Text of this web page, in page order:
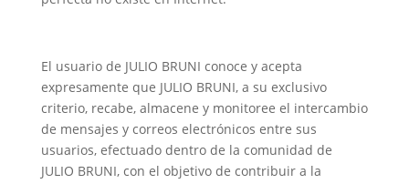
El usuario de JULIO BRUNI conoce y acepta
expresamente que JULIO BRUNI, a su exclusivo
criterio, recabe, almacene y monitoree el intercambio
de mensajes y correos electrónicos entre sus
usuarios, efectuado dentro de la comunidad de
JULIO BRUNI, con el objetivo de contribuir a la